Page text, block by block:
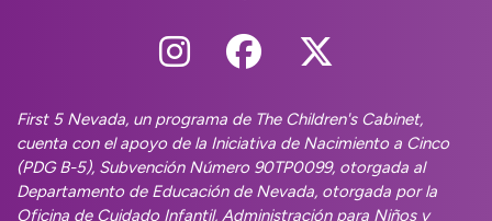
Follow Us On
Follow Us On
Follow Us
First 5 Nevada, un programa de The Children's Cabinet,
cuenta con el apoyo de la Iniciativa de Nacimiento a Cinco
(PDG B-5), Subvención Número 90TP0099, otorgada al
Departamento de Educación de Nevada, otorgada por la
Oficina de Cuidado Infantil, Administración para Niños y